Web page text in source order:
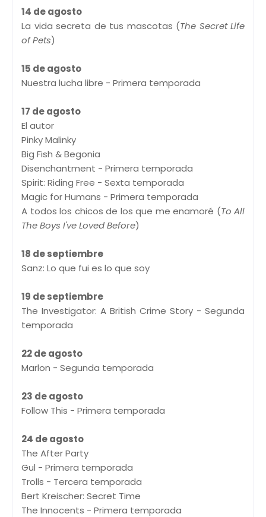
14 de agosto
La vida secreta de tus mascotas (The Secret Life
of Pets)
15 de agosto
Nuestra lucha libre - Primera temporada
17 de agosto
El autor
Pinky Malinky
Big Fish & Begonia
Disenchantment - Primera temporada
Spirit: Riding Free - Sexta temporada
Magic for Humans - Primera temporada
A todos los chicos de los que me enamoré (To All
The Boys I've Loved Before)
18 de septiembre
Sanz: Lo que fui es lo que soy
19 de septiembre
The Investigator: A British Crime Story - Segunda
temporada
22 de agosto
Marlon - Segunda temporada
23 de agosto
Follow This - Primera temporada
24 de agosto
The After Party
Gul - Primera temporada
Trolls - Tercera temporada
Bert Kreischer: Secret Time
The Innocents - Primera temporada